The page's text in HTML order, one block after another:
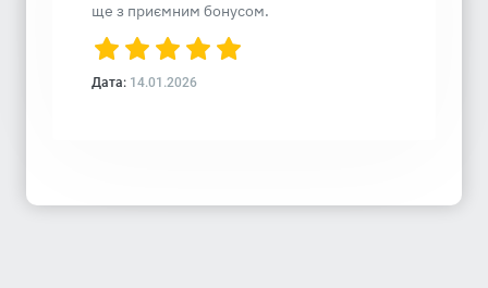
ще з приємним бонусом.
Дата: 14.01.2026